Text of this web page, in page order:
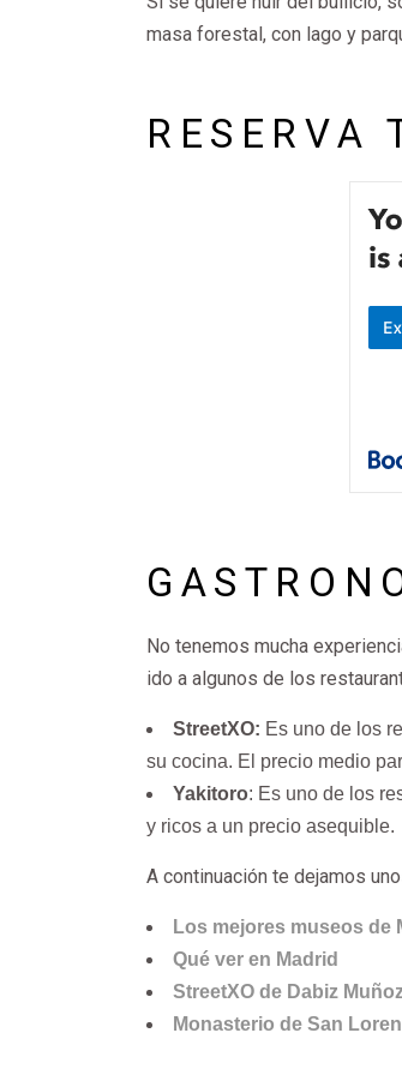
masa forestal, con lago y
RESERVA
No tenemos mucha
ido a algunos de los
StreetXO: Es uno de los
su cocina. El precio medio
Yakitoro: Es uno de los
y ricos a un precio asequible.
A continuación te dejamos
Los mejores museos de
Qué ver en Madrid
StreetXO de Dabiz
Monasterio de San